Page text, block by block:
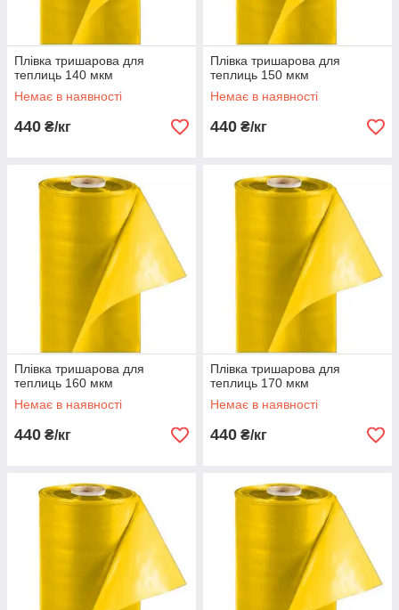
Плівка тришарова для
теплиць 140 мкм
Немає в наявності
440 ₴/кг
Плівка тришарова для
теплиць 150 мкм
Немає в наявності
440 ₴/кг
Плівка тришарова для
теплиць 160 мкм
Немає в наявності
440 ₴/кг
Плівка тришарова для
теплиць 170 мкм
Немає в наявності
440 ₴/кг